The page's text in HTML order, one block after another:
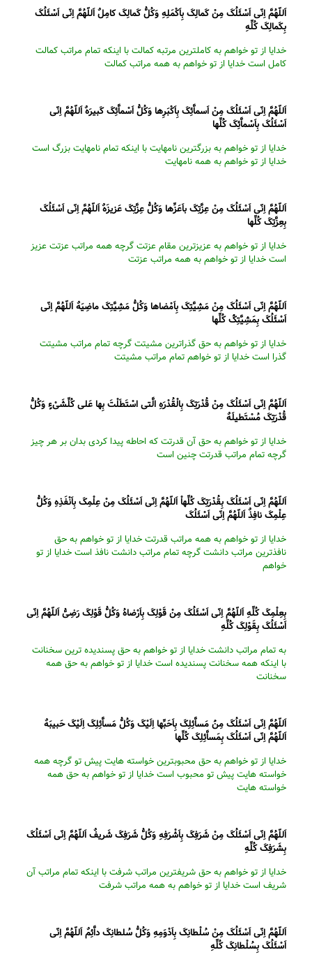
اَللّهُمَّ اِنّى اَسْئَلُکَ مِنْ کَمالِکَ بِاَکْمَلِهِ وَکُلُّ کَمالِکَ کامِلٌ اَللّهُمَّ اِنّى اَسْئَلُکَ
بِکَمالِکَ کُلِّهِ
خدایا از تو خواهم به کاملترین مرتبه کمالت با اینکه تمام مراتب کمالت
کامل است خدایا از تو خواهم به همه مراتب کمالت
اَللّهُمَّ اِنّى اَسْئَلُکَ مِنْ اَسماَّئِکَ بِاَکْبَرِها وَکُلُّ اَسْماَّئِکَ کَبیرَهٌ اَللّهُمَّ اِنّى
اَسْئَلُکَ بِاَسْماَّئِکَ کُلِّها
خدایا از تو خواهم به بزرگترین نامهایت با اینکه تمام نامهایت بزرگ است
خدایا از تو خواهم به همه نامهایت
اَللّهُمَّ اِنّى اَسْئَلُکَ مِنْ عِزَّتِکَ باَعَزِّها وَکُلُّ عِزَّتِکَ عَزیزَهٌ اَللّهُمَّ اِنّى اَسْئَلُکَ
بِعِزَّتِکَ کُلِّها
خدایا از تو خواهم به عزیزترین مقام عزتت گرچه همه مراتب عزتت عزیز
است خدایا از تو خواهم به همه مراتب عزتت
اَللّهُمَّ اِنّى اَسْئَلُکَ مِنْ مَشِیَّتِکَ بِاَمْضاها وَکُلُّ مَشِیَّتِکَ ماضِیَهٌ اَللّهُمَّ اِنّى
اَسْئَلُکَ بِمَشِیَّتِکَْ کُلِّها
خدایا از تو خواهم به حق گذراترین مشیتت گرچه تمام مراتب مشیتت
گذرا است خدایا از تو خواهم تمام مراتب مشیتت
اَللّهُمَّ اِنّى اَسْئَلُکَ مِنْ قُدْرَتِکَ بِالْقُدْرَهِ الَّتى اسْتَطَلْتَ بِها عَلى کُلِّشَىْءٍ وَکُلُّ
قُدْرَتِکَ مُسْتَطیلَهٌ
خدایا از تو خواهم به حق آن قدرتت که احاطه پیدا کردى بدان بر هر چیز
گرچه تمام مراتب قدرتت چنین است
اَللّهُمَّ اِنّى اَسْئَلُکَ بِقُدْرَتِکَ کُلِّهاْ اَللّهُمَّ اِنّى اَسْئَلُکَ مِنْ عِلْمِکَ بِاَنْفَذِهِ وَکُلُّ
عِلْمِکَ نافِذٌ اَللّهُمَّ اِنّى اَسْئَلُکَ
خدایا از تو خواهم به همه مراتب قدرتت خدایا از تو خواهم به حق
نافذترین مراتب دانشت گرچه تمام مراتب دانشت نافذ است خدایا از تو
خواهم
بِعِلْمِکَ کُلِّهِ اَللّهُمَّ اِنّى اَسْئَلُکَ مِنْ قَوْلِکَ بِاَرْضاهُ وَکُلُّ قَوْلِکَ رَضِىُّ اَللّهُمَّ اِنّى
اَسْئَلُکَ بِقَوْلِکَ کُلِّهِ
به تمام مراتب دانشت خدایا از تو خواهم به حق پسندیده ترین سخنانت
با اینکه همه سخنانت پسندیده است خدایا از تو خواهم به حق همه
سخنانت
اَللّهُمَّ اِنّى اَسْئَلُکَ مِنَْ مَساَّئِلِکَ بِاَحَبِّها اِلَیْکَ وَکُلُّ مَساَّئِلِکَ اِلَیْکَ حَبیبَهٌ
اَللّهُمَّ اِنّى اَسْئَلُکَ بِمَساَّئِلِکَ کُلِّها
خدایا از تو خواهم به حق محبوبترین خواسته هایت پیش تو گرچه همه
خواسته هایت پیش تو محبوب است خدایا از تو خواهم به حق همه
خواسته هایت
اَللّهُمَّ اِنّى اَسْئَلُکَ مِنْ شَرَفِکَ بِاَشْرَفِهِ وَکُلُّ شَرَفِکَ شَریفٌ اَللّهُمَّ اِنّى اَسْئَلُکَ
بِشَرَفِکَ کُلِّهِ
خدایا از تو خواهم به حق شریفترین مراتب شرفت با اینکه تمام مراتب آن
شریف است خدایا از تو خواهم به همه مراتب شرفت
اَللّهُمَّ اِنّى اَسْئَلُکَ مِنْ سُلْطانِکَ بِاَدْوَمِهِ وَکُلُّ سُلطانِکَ داَّئِمٌ اَللّهُمَّ اِنّى
اَسْئَلُکَ بِسُلْطانِکَ کُلِّهِ